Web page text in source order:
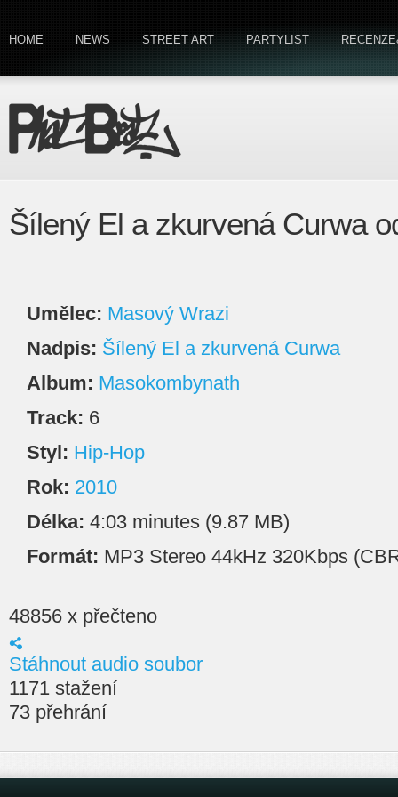
HOME NEWS STREET ART PARTYLIST
Šílený El a zkurvená Curwa
Umělec: Masový Wrazi
Nadpis: Šílený El a zkurvená Curwa
Album: Masokombynath
Track: 6
Styl: Hip-Hop
Rok: 2010
Délka: 4:03 minutes (9.87 MB)
Formát: MP3 Stereo 44kHz 320Kbps
48856 x přečteno
Stáhnout audio soubor
1171 stažení
73 přehrání